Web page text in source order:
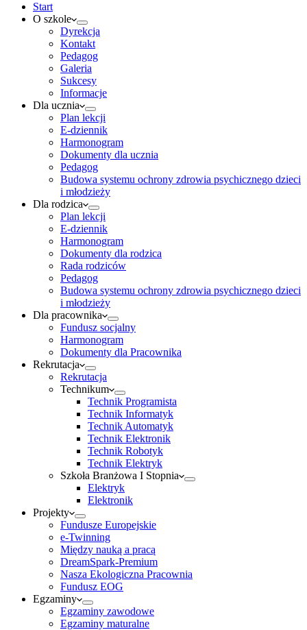
Start
O szkole
Dyrekcja
Kontakt
Pedagog
Galeria
Sukcesy
Informacje
Dla ucznia
Plan lekcji
E-dziennik
Harmonogram
Dokumenty dla ucznia
Pedagog
Budowa systemu ochrony zdrowia psychicznego dzieci
i młodzieży
Dla rodzica
Plan lekcji
E-dziennik
Harmonogram
Dokumenty dla rodzica
Rada rodziców
Pedagog
Budowa systemu ochrony zdrowia psychicznego dzieci
i młodzieży
Dla pracownika
Fundusz socjalny
Harmonogram
Dokumenty dla Pracownika
Rekrutacja
Rekrutacja
Technikum
Technik Programista
Technik Informatyk
Technik Automatyk
Technik Elektronik
Technik Robotyk
Technik Elektryk
Szkoła Branżowa I Stopnia
Elektryk
Elektronik
Projekty
Fundusze Europejskie
e-Twinning
Między nauką a pracą
DreamSpark-Premium
Nasza Ekologiczna Pracownia
Fundusz EOG
Egzaminy
Egzaminy zawodowe
Egzaminy maturalne